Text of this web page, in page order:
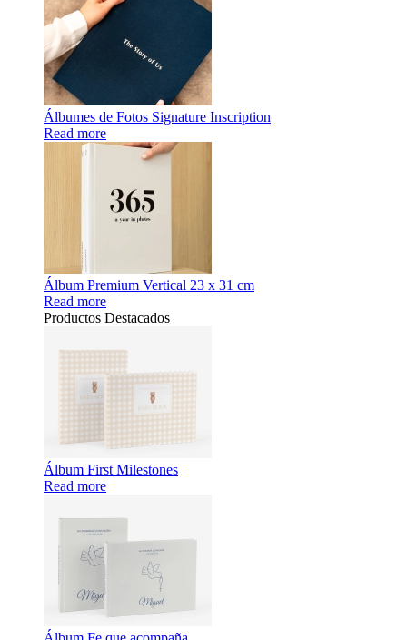
Álbumes de Fotos Signature Inscription
Read more
Álbum Premium Vertical 23 x 31 cm
Read more
Productos Destacados
Álbum First Milestones
Read more